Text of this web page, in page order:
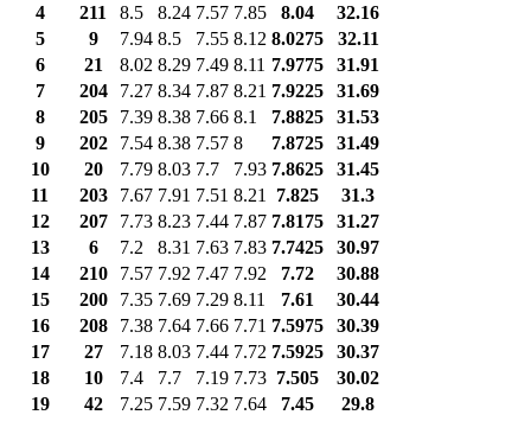
4
211 8.5 8.24 7.57 7.85 8.04
32.16
5
9 7.94 8.5 7.55 8.12 8.0275
32.11
6
21 8.02 8.29 7.49 8.11 7.9775
31.91
7
204 7.27 8.34 7.87 8.21 7.9225
31.69
8
205 7.39 8.38 7.66 8.1 7.8825
31.53
9
202 7.54 8.38 7.57 8 7.8725
31.49
10
20 7.79 8.03 7.7 7.93 7.8625
31.45
11
203 7.67 7.91 7.51 8.21 7.825
31.3
12
207 7.73 8.23 7.44 7.87 7.8175
31.27
13
6 7.2 8.31 7.63 7.83 7.7425
30.97
14
210 7.57 7.92 7.47 7.92 7.72
30.88
15
200 7.35 7.69 7.29 8.11 7.61
30.44
16
208 7.38 7.64 7.66 7.71 7.5975
30.39
17
27 7.18 8.03 7.44 7.72 7.5925
30.37
18
10 7.4 7.7 7.19 7.73 7.505
30.02
19
42 7.25 7.59 7.32 7.64 7.45 29.8